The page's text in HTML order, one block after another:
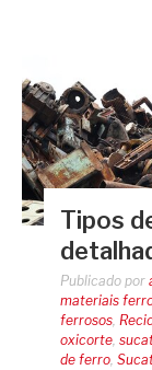
Tipos
Publicado por
materiais
ferrosos,
oxicorte,
de ferro,